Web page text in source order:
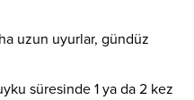
uzun uyurlar, gündüz
süresinde 1 ya da 2 kez